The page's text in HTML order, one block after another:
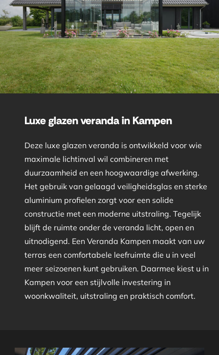
Luxe glazen veranda in Kampen
Deze luxe glazen veranda is ontwikkeld voor wie
maximale lichtinval wil combineren met
duurzaamheid en een hoogwaardige afwerking.
Het gebruik van gelaagd veiligheidsglas en sterke
aluminium profielen zorgt voor een solide
constructie met een moderne uitstraling. Tegelijk
blijft de ruimte onder de veranda licht, open en
uitnodigend. Een Veranda Kampen maakt van uw
terras een comfortabele leefruimte die u in veel
meer seizoenen kunt gebruiken. Daarmee kiest u in
Kampen voor een stijlvolle investering in
woonkwaliteit, uitstraling en praktisch comfort.